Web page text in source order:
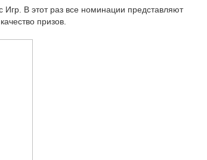
Игр. В этот раз все номинации представляют
призов.